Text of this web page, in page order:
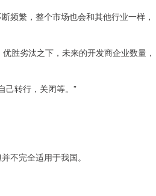
频繁，整个市场也会和其他行业一样，
胜劣汰之下，未来的开发商企业数量，
己转行，关闭等。”
不完全适用于我国。